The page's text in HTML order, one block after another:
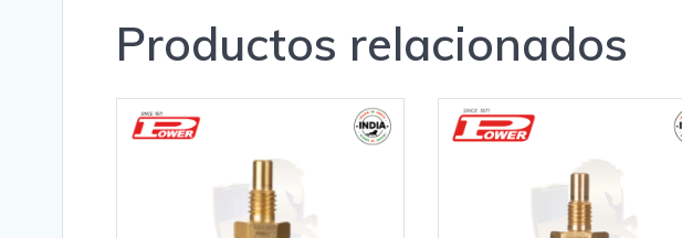
Productos relacionados